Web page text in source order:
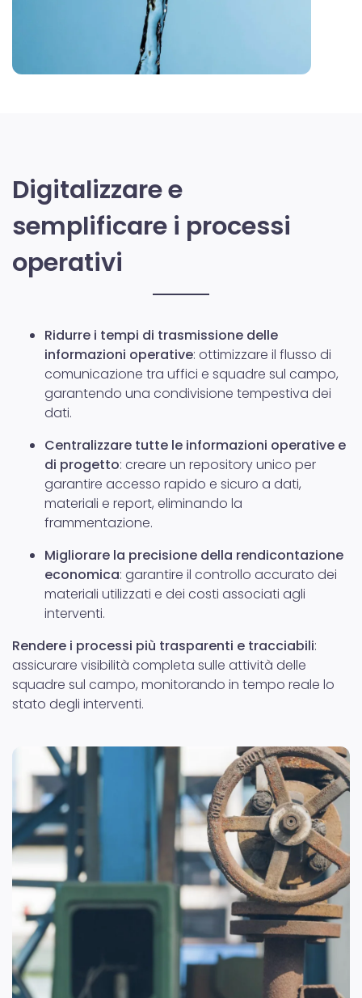
Digitalizzare e
semplificare i processi
operativi
Ridurre i tempi di trasmissione delle
informazioni operative: ottimizzare il flusso di
comunicazione tra uffici e squadre sul campo,
garantendo una condivisione tempestiva dei
dati.
Centralizzare tutte le informazioni operative e
di progetto: creare un repository unico per
garantire accesso rapido e sicuro a dati,
materiali e report, eliminando la
frammentazione.
Migliorare la precisione della rendicontazione
economica: garantire il controllo accurato dei
materiali utilizzati e dei costi associati agli
interventi.
Rendere i processi più trasparenti e tracciabili:
assicurare visibilità completa sulle attività delle
squadre sul campo, monitorando in tempo reale lo
stato degli interventi.